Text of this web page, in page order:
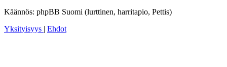
Käännös: phpBB Suomi (lurttinen, harritapio, Pettis)
Yksityisyys | Ehdot